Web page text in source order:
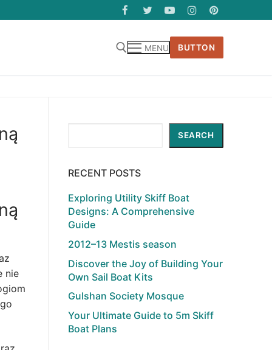
MENU BUTTON
nie
SEARCH
RECENT POSTS
Exploring Utility Skiff Boat
Designs: A Comprehensive
Guide
2012–13 Mestis season
Discover the Joy of Building Your
Own Sail Boat Kits
Gulshan Society Mosque
Your Ultimate Guide to 5m Skiff
Boat Plans